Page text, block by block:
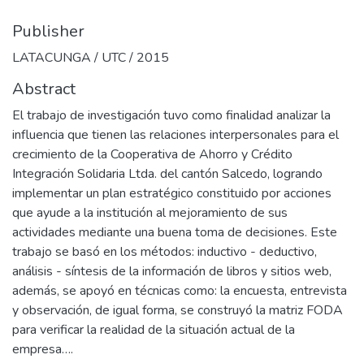
Publisher
LATACUNGA / UTC / 2015
Abstract
El trabajo de investigación tuvo como finalidad analizar la
influencia que tienen las relaciones interpersonales para el
crecimiento de la Cooperativa de Ahorro y Crédito
Integración Solidaria Ltda. del cantón Salcedo, logrando
implementar un plan estratégico constituido por acciones
que ayude a la institución al mejoramiento de sus
actividades mediante una buena toma de decisiones. Este
trabajo se basó en los métodos: inductivo - deductivo,
análisis - síntesis de la información de libros y sitios web,
además, se apoyó en técnicas como: la encuesta, entrevista
y observación, de igual forma, se construyó la matriz FODA
para verificar la realidad de la situación actual de la
empresa….